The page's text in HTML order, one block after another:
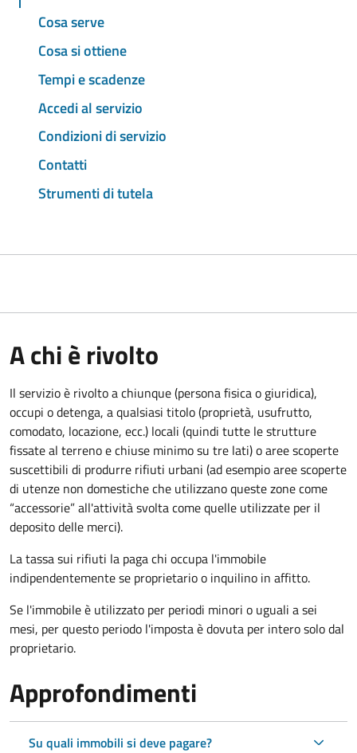
Cosa serve
Cosa si ottiene
Tempi e scadenze
Accedi al servizio
Condizioni di servizio
Contatti
Strumenti di tutela
A chi è rivolto
Il servizio è rivolto a chiunque (persona fisica o giuridica),
occupi o detenga, a qualsiasi titolo (proprietà, usufrutto,
comodato, locazione, ecc.) locali (quindi tutte le strutture
fissate al terreno e chiuse minimo su tre lati) o aree scoperte
suscettibili di produrre rifiuti urbani (ad esempio aree scoperte
di utenze non domestiche che utilizzano queste zone come
“accessorie” all'attività svolta come quelle utilizzate per il
deposito delle merci).
La tassa sui rifiuti la paga chi occupa l'immobile
indipendentemente se proprietario o inquilino in affitto.
Se l'immobile è utilizzato per periodi minori o uguali a sei
mesi, per questo periodo l'imposta è dovuta per intero solo dal
proprietario.
Approfondimenti
Su quali immobili si deve pagare?